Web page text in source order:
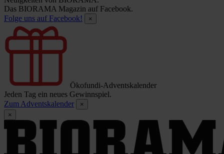
Das BIORAMA Magazin auf Facebook.
Folge uns auf Facebook!
×
Ökofundi-Adventskalender
Jeden Tag ein neues Gewinnspiel.
Zum Adventskalender
×
×